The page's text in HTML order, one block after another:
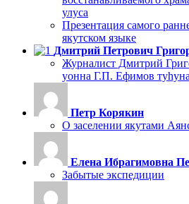
улуса
Презентация самого
якутском языке
Дмитрий Петрович
Журналист Дмитрий
уонна Г.П. Ефимов
Петр Корякин
О заселении якутами
Елена Ибрагимовна
Забытые экспедиции